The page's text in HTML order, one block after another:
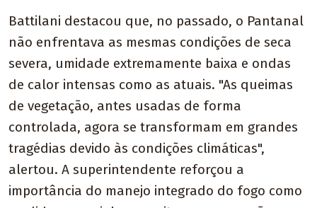
Battilani destacou que, no passado, o Pantanal
não enfrentava as mesmas condições de seca
severa, umidade extremamente baixa e ondas
de calor intensas como as atuais. "As queimas
de vegetação, antes usadas de forma
controlada, agora se transformam em grandes
tragédias devido às condições climáticas",
alertou. A superintendente reforçou a
importância do manejo integrado do fogo como